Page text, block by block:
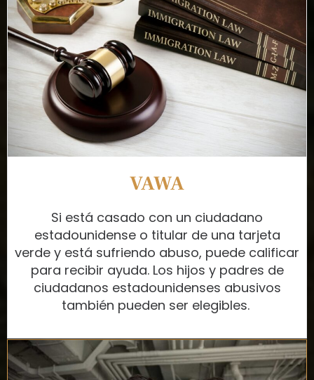
VAWA
Si está casado con un ciudadano
estadounidense o titular de una tarjeta
verde y está sufriendo abuso, puede calificar
para recibir ayuda. Los hijos y padres de
ciudadanos estadounidenses abusivos
también pueden ser elegibles.